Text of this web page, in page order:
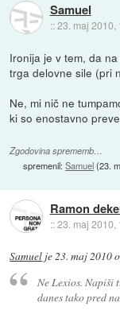
Samuel
::23. maj 2010,
Ironija je v tem, da
trga delovne sile (pri
Ne, mi nič ne
ki so enostavno
Zgodovina sprememb…
spremenil:Samuel(23.
Ramon
::23. maj 2010,
Samuel je23. maj 2010
Ne Lexios. Napiši
danes tako pred